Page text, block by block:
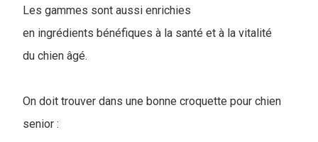
Les gammes sont aussi enrichies
en ingrédients bénéfiques à la santé et à la vitalité
du chien âgé.
On doit trouver dans une bonne croquette pour chien
senior :